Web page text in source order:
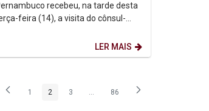
recebeu, na tarde desta
feira (14), a visita do cônsul-
Johannes Bloos, acompanhado...
LER MAIS
Página
1 Página
2 Página
3 ...Páginas intermediárias Usar ABA
Página
86